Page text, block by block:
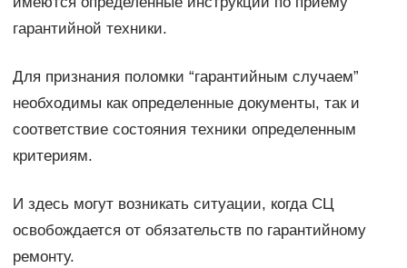
гарантийной техники.
Для признания поломки “гарантийным случаем”
необходимы как определенные документы, так и
соответствие состояния техники определенным
критериям.
И здесь могут возникать ситуации, когда СЦ
освобождается от обязательств по гарантийному
ремонту.